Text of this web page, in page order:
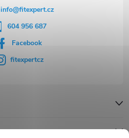
info@fitexpert.cz
604 956 687
Facebook
fitexpertcz